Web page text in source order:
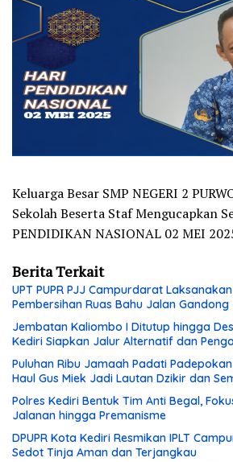
Keluarga Besar SMP NEGERI 2
Sekolah Beserta Staf Mengucapkan
PENDIDIKAN NASIONAL 02 MEI
Berita Terkait
UPT PUPR PJJ Campurdarat
Pembersihan Ruas Bahu Jalan Gandong
Jembatan Kaliombo I Ditutup hingga
Kediri Siapkan Jalur Alternatif dan
Puluhan Ribu Jamaah Padati
Haul Gus Miek Jadi Lautan Dzikir dan
Polres Kediri Bentuk Tim Anti Begal,
Jalanan hingga Premanisme
DPUPR Kota Kediri Resmikan IPLT
Sedot Tinja Aman dan Terjangkau